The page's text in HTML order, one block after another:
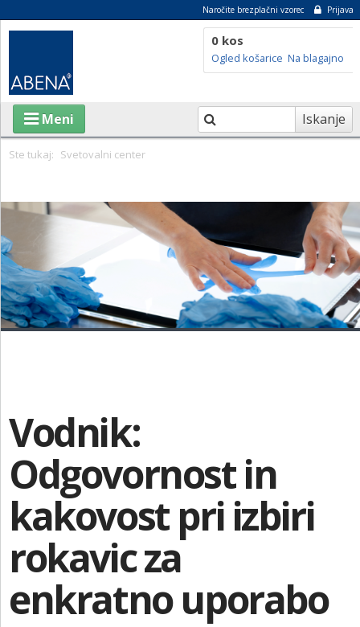
Naročite brezplačni vzorec Prijava
0 kos
Ogled košarice Na blagajno
Iskanje
Meni
O ABENI
TRAJNOSTNOST
SVETOVALNI CENTER
BLOG
PRIJAVA
Ste tukaj: Svetovalni center
Vodnik:
Odgovornost in
kakovost pri izbiri
rokavic za
enkratno uporabo